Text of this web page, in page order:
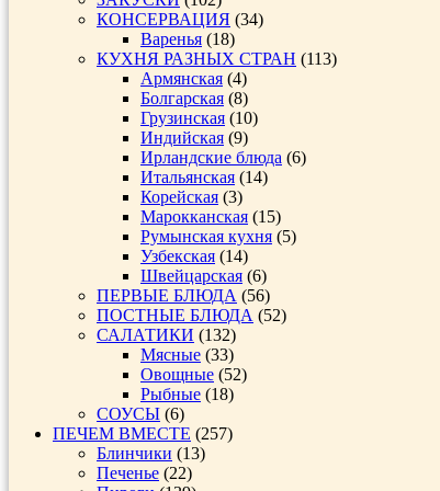
КОНСЕРВАЦИЯ (34)
Варенья (18)
КУХНЯ РАЗНЫХ СТРАН (113)
Армянская (4)
Болгарская (8)
Грузинская (10)
Индийская (9)
Ирландские блюда (6)
Итальянская (14)
Корейская (3)
Марокканская (15)
Румынская кухня (5)
Узбекская (14)
Швейцарская (6)
ПЕРВЫЕ БЛЮДА (56)
ПОСТНЫЕ БЛЮДА (52)
САЛАТИКИ (132)
Мясные (33)
Овощные (52)
Рыбные (18)
СОУСЫ (6)
ПЕЧЕМ ВМЕСТЕ (257)
Блинчики (13)
Печенье (22)